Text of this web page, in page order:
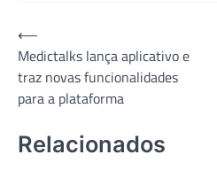
Navegação
de
Post
⟵
Medictalks lança aplicativo e
traz novas funcionalidades
para a plataforma
Relacionados